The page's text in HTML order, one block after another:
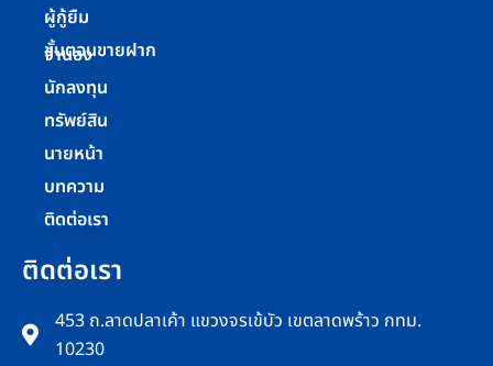
ผู้กู้ยืม
ขั้นตอนขายฝาก
จำนอง
นักลงทุน
ทรัพย์สิน
นายหน้า
บทความ
ติดต่อเรา
ติดต่อเรา
453 ถ.ลาดปลาเค้า แขวงจรเข้บัว เขตลาดพร้าว กทม.
10230